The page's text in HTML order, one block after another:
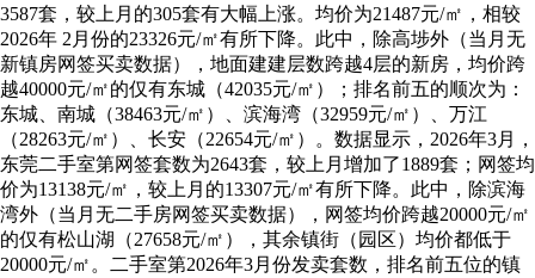
3587套，较上月的305套有大幅上涨。均价为21487元/㎡，相较
2026年 2月份的23326元/㎡有所下降。此中，除高埗外（当月无
新镇房网签买卖数据），地面建建层数跨越4层的新房，均价跨
越40000元/㎡的仅有东城（42035元/㎡）；排名前五的顺次为：
东城、南城（38463元/㎡）、滨海湾（32959元/㎡）、万江
（28263元/㎡）、长安（22654元/㎡）。数据显示，2026年3月，
东莞二手室第网签套数为2643套，较上月增加了1889套；网签均
价为13138元/㎡，较上月的13307元/㎡有所下降。此中，除滨海
湾外（当月无二手房网签买卖数据），网签均价跨越20000元/㎡
的仅有松山湖（27658元/㎡），其余镇街（园区）均价都低于
20000元/㎡。二手室第2026年3月份发卖套数，排名前五位的镇